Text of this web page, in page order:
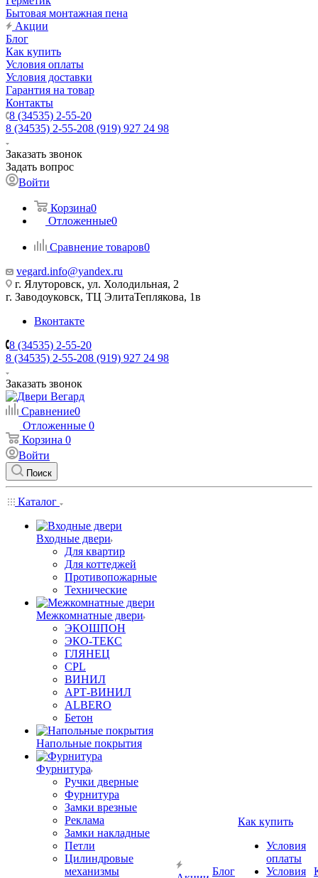
Бытовая монтажная пена
Акции
Блог
Как купить
Условия оплаты
Условия доставки
Гарантия на товар
Контакты
8 (34535) 2-55-20
8 (34535) 2-55-208 (919) 927 24 98
Заказать звонок
Задать вопрос
Войти
Корзина0
Отложенные0
Сравнение товаров0
vegard.info@yandex.ru
г. Ялуторовск, ул. Холодильная, 2
г. Заводоуковск, ​ТЦ Элита​Теплякова, 1в
Вконтакте
8 (34535) 2-55-20
8 (34535) 2-55-208 (919) 927 24 98
Заказать звонок
Сравнение0
Отложенные 0
Корзина 0
Войти
Поиск
Каталог
Входные двери
Для квартир
Для коттеджей
Противопожарные
Технические
Межкомнатные двери
ЭКОШПОН
ЭКО-ТЕКС
ГЛЯНЕЦ
CPL
ВИНИЛ
АРТ-ВИНИЛ
ALBERO
Бетон
Напольные покрытия
Фурнитура
Ручки дверные
Фурнитура
Замки врезные
Реклама
Замки накладные
Петли
Цилиндровые
механизмы
Блог
Как купить
Условия
оплаты
Условия